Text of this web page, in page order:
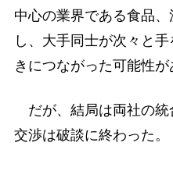
中心の業界である食品
し、大手同士が次々と
きにつながった可能性が
だが、結局は両社の統
交渉は破談に終わった。